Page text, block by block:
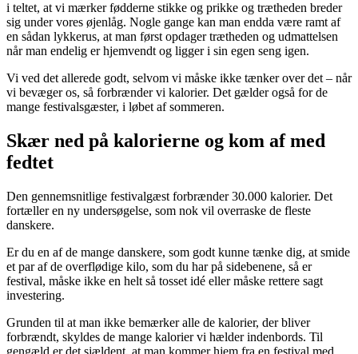
i teltet, at vi mærker fødderne stikke og prikke og trætheden breder
sig under vores øjenlåg. Nogle gange kan man endda være ramt af
en sådan lykkerus, at man først opdager trætheden og udmattelsen
når man endelig er hjemvendt og ligger i sin egen seng igen.
Vi ved det allerede godt, selvom vi måske ikke tænker over det – når
vi bevæger os, så forbrænder vi kalorier. Det gælder også for de
mange festivalsgæster, i løbet af sommeren.
Skær ned på kalorierne og kom af med
fedtet
Den gennemsnitlige festivalgæst forbrænder 30.000 kalorier. Det
fortæller en ny undersøgelse, som nok vil overraske de fleste
danskere.
Er du en af de mange danskere, som godt kunne tænke dig, at smide
et par af de overflødige kilo, som du har på sidebenene, så er
festival, måske ikke en helt så tosset idé eller måske rettere sagt
investering.
Grunden til at man ikke bemærker alle de kalorier, der bliver
forbrændt, skyldes de mange kalorier vi hælder indenbords. Til
gengæld er det sjældent, at man kommer hjem fra en festival med